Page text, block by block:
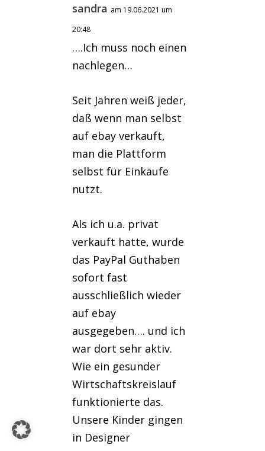
sandra am 19.06.2021 um
20:48
….Ich muss noch einen
nachlegen…
Seit Jahren weiß jeder,
daß wenn man selbst
auf ebay verkauft,
man die Plattform
selbst für Einkäufe
nutzt.
Als ich u.a. privat
verkauft hatte, wurde
das PayPal Guthaben
sofort fast
ausschließlich wieder
auf ebay
ausgegeben…. und ich
war dort sehr aktiv.
Wie ein gesunder
Wirtschaftskreislauf
funktionierte das.
Unsere Kinder gingen
in Designer